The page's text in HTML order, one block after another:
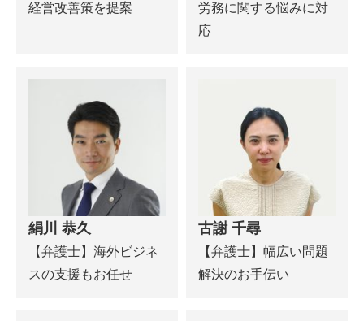
経営改善策を提案
労務に関する悩みに対
応
絹川 恭久
【弁護士】海外ビジネ
スの支援もお任せ
古謝 千尋
【弁護士】幅広い問題
解決のお手伝い